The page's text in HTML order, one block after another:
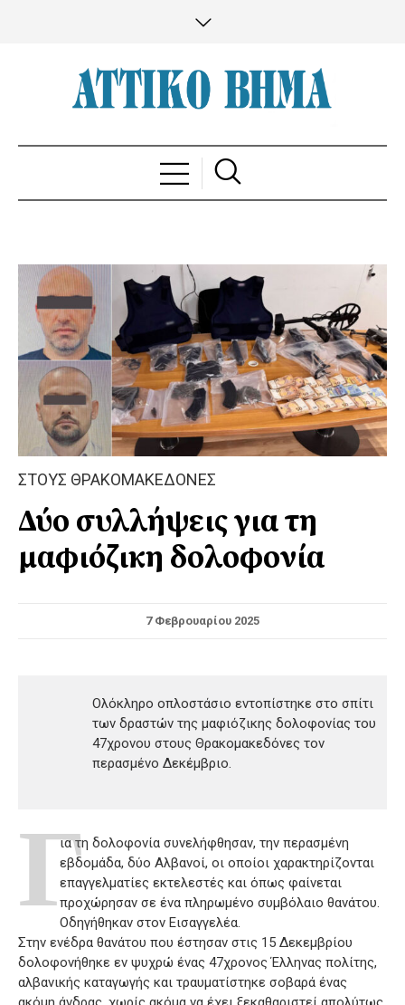
ΣΤΟΥΣ ΘΡΑΚΟΜΑΚΕΔΟΝΕΣ
Δύο συλλήψεις για τη
μαφιόζικη δολοφονία
7 Φεβρουαρίου 2025
Ολόκληρο οπλοστάσιο εντοπίστηκε στο σπίτι
των δραστών της μαφιόζικης δολοφονίας του
47χρονου στους Θρακομακεδόνες τον
περασμένο Δεκέμβριο.
Για τη δολοφονία συνελήφθησαν, την περασμένη
εβδομάδα, δύο Αλβανοί, οι οποίοι χαρακτηρίζονται
επαγγελματίες εκτελεστές και όπως φαίνεται
προχώρησαν σε ένα πληρωμένο συμβόλαιο θανάτου.
Οδηγήθηκαν στον Εισαγγελέα.
Στην ενέδρα θανάτου που έστησαν στις 15 Δεκεμβρίου
δολοφονήθηκε εν ψυχρώ ένας 47χρονος Έλληνας πολίτης,
αλβανικής καταγωγής και τραυματίστηκε σοβαρά ένας